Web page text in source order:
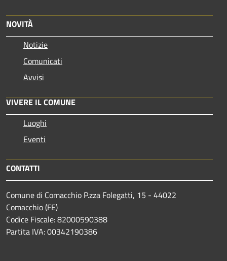
NOVITÀ
Notizie
Comunicati
Avvisi
VIVERE IL COMUNE
Luoghi
Eventi
CONTATTI
Comune di Comacchio P.zza Folegatti, 15 - 44022
Comacchio (FE)
Codice Fiscale: 82000590388
Partita IVA: 00342190386